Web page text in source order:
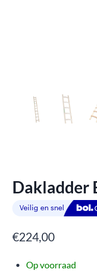
Dakladder
€224,00
Op voorraad